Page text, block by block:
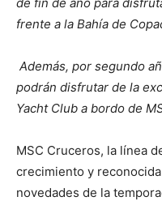
frente a la Bahía de
Además, por segundo
podrán disfrutar de la
Yacht Club a bordo de
MSC Cruceros, la línea
crecimiento y
novedades de la